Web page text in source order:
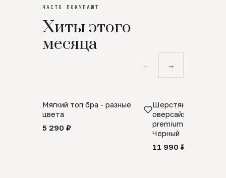
ЧАСТО ПОКУПАЮТ
Хиты этого
месяца
← →
Мягкий топ бра - разные
цвета
5 290 ₽
Шерстяной свитер
оверсайз 100%
premium merino
Черный
11 990 ₽